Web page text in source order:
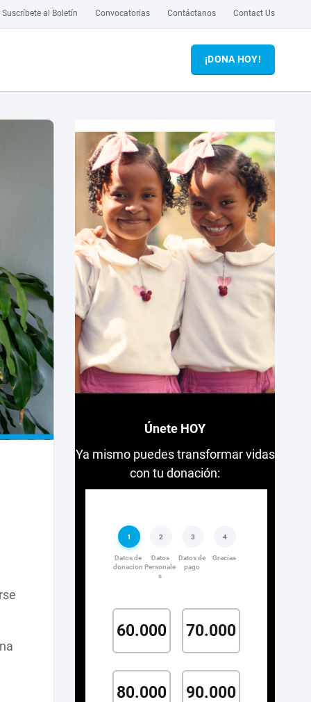
Suscríbete al Boletín Convocatorias Contáctanos Contact Us
¡DONA HOY!
Únete HOY
Ya mismo puedes transformar vidas
con tu donación: